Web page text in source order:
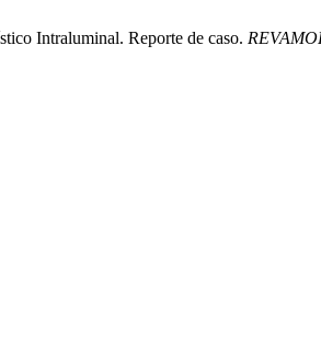
Intraluminal. Reporte de caso.